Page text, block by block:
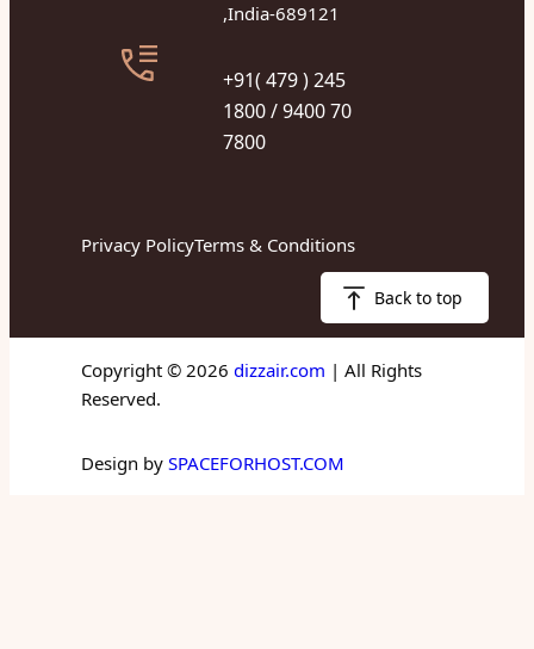
,India-689121
+91( 479 ) 245
1800 / 9400 70
7800
Privacy PolicyTerms & Conditions
Copyright © 2026 dizzair.com | All Rights
Reserved.
Design by SPACEFORHOST.COM
Back to top